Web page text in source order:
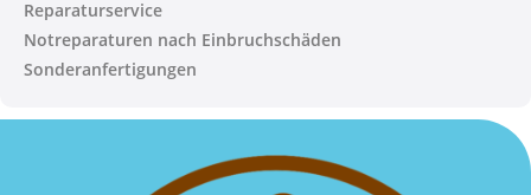
Reparaturservice
Notreparaturen nach Einbruchschäden
Sonderanfertigungen